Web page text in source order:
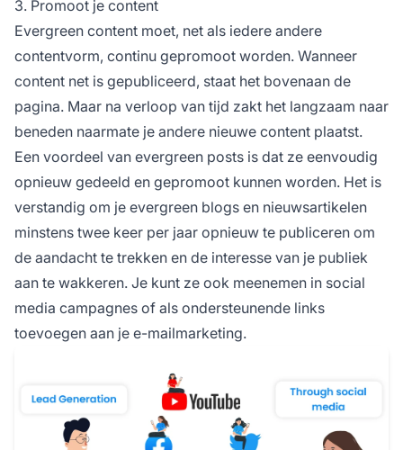
3. Promoot je content
Evergreen content moet, net als iedere andere
contentvorm, continu gepromoot worden. Wanneer
content net is gepubliceerd, staat het bovenaan de
pagina. Maar na verloop van tijd zakt het langzaam naar
beneden naarmate je andere nieuwe content plaatst.
Een voordeel van evergreen posts is dat ze eenvoudig
opnieuw gedeeld en gepromoot kunnen worden. Het is
verstandig om je evergreen blogs en nieuwsartikelen
minstens twee keer per jaar opnieuw te publiceren om
de aandacht te trekken en de interesse van je publiek
aan te wakkeren. Je kunt ze ook meenemen in social
media campagnes of als ondersteunende links
toevoegen aan je e-mailmarketing.